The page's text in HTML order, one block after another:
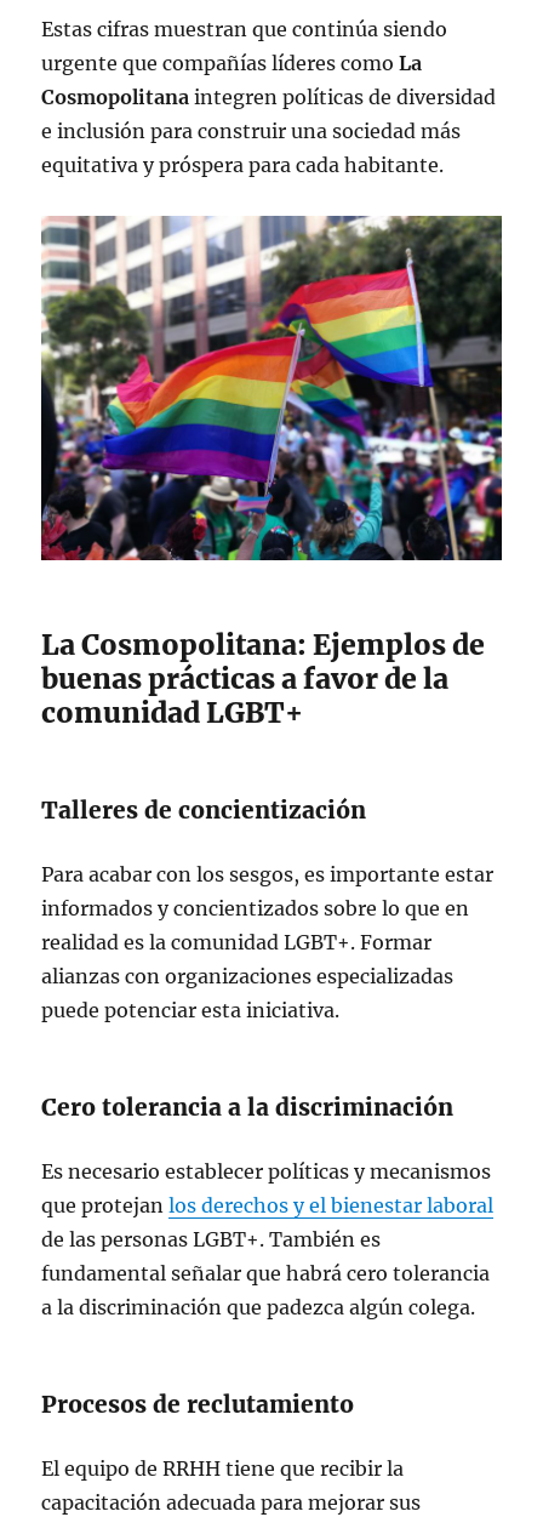
Estas cifras muestran que continúa siendo
urgente que compañías líderes comoLa
Cosmopolitanaintegren políticas de diversidad
e inclusión para construir una sociedad más
equitativa y próspera para cada habitante.
La Cosmopolitana: Ejemplos de
buenas prácticas a favor de la
comunidad LGBT+
Talleres de concientización
Para acabar con los sesgos, es importante estar
informados y concientizados sobre lo que en
realidad es la comunidad LGBT+. Formar
alianzas con organizaciones especializadas
puede potenciar esta iniciativa.
Cero tolerancia a la discriminación
Es necesario establecer políticas y mecanismos
que protejanlos derechos y el bienestar laboral
de las personas LGBT+. También es
fundamental señalar que habrá cero tolerancia
a la discriminación que padezca algún colega.
Procesos de reclutamiento
El equipo de RRHH tiene que recibir la
capacitación adecuada para mejorar sus